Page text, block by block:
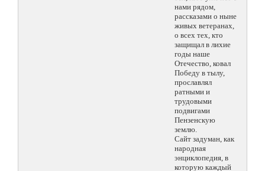
нами рядом,
рассказами о ныне
живых ветеранах,
о всех тех, кто
защищал в лихие
годы наше
Отечество, ковал
Победу в тылу,
прославлял
ратными и
трудовыми
подвигами
Пензенскую
землю.
Сайт задуман, как
народная
энциклопедия, в
которую каждый